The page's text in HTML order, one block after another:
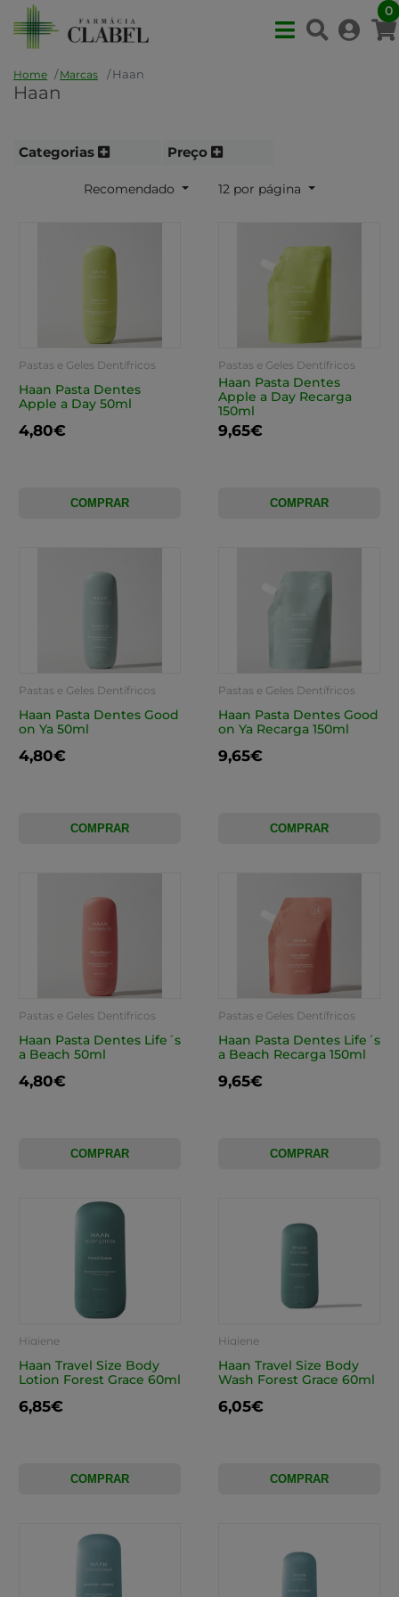
0
Home Marcas Haan
Haan
Categorias Preço
Recomendado 12 por página
Pastas e Geles Dentífricos
Haan Pasta Dentes
Apple a Day 50ml
4,80€
COMPRAR
Pastas e Geles Dentífricos
Haan Pasta Dentes
Apple a Day Recarga
150ml
9,65€
COMPRAR
Pastas e Geles Dentífricos
Haan Pasta Dentes Good
on Ya 50ml
4,80€
COMPRAR
Pastas e Geles Dentífricos
Haan Pasta Dentes Good
on Ya Recarga 150ml
9,65€
COMPRAR
Pastas e Geles Dentífricos
Haan Pasta Dentes Life´s
a Beach 50ml
4,80€
COMPRAR
Pastas e Geles Dentífricos
Haan Pasta Dentes Life´s
a Beach Recarga 150ml
9,65€
COMPRAR
Higiene
Haan Travel Size Body
Lotion Forest Grace 60ml
6,85€
COMPRAR
Higiene
Haan Travel Size Body
Wash Forest Grace 60ml
6,05€
COMPRAR